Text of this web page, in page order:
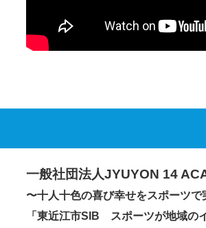
一般社団法人JYUYON 14
〜十人十色の喜び幸せをスポーツで
「東近江市SIB スポーツが地域の